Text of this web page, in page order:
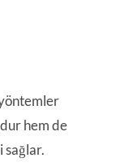
hem de
sağlar.